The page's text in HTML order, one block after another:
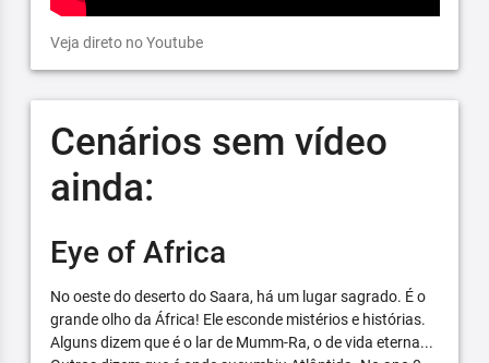
Veja direto no Youtube
Cenários sem vídeo
ainda:
Eye of Africa
No oeste do deserto do Saara, há um lugar sagrado. É o
grande olho da África! Ele esconde mistérios e histórias.
Alguns dizem que é o lar de Mumm-Ra, o de vida eterna...